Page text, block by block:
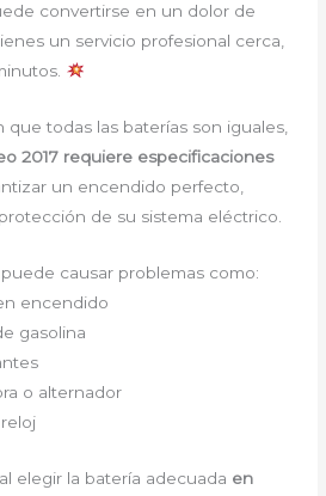
convertirse en un dolor de
un servicio profesional cerca,
todas las baterías son iguales,
2017 requiere especificaciones
un encendido perfecto,
de su sistema eléctrico.
causar problemas como:
encendido
gasolina
o alternador
elegir la batería adecuada en